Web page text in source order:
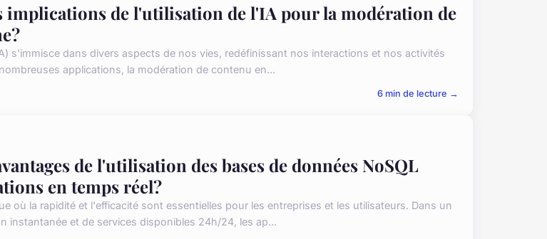
implications de l'utilisation de l'IA pour la modération de
s'immisce dans divers aspects de nos vies, redéfinissant nos interactions et nos activités
applications, la modération de contenu en...
6 min de lecture →
de l'utilisation des bases de données NoSQL
en temps réel?
où la rapidité et l'efficacité sont essentielles pour les entreprises et les utilisateurs. Dans un
instantanée et de services disponibles 24h/24, les ap...